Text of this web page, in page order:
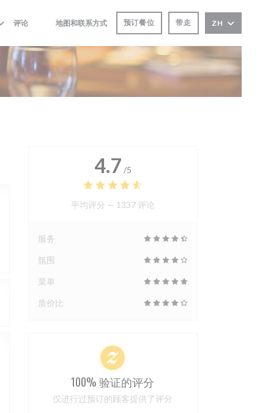
评论
((在新窗口中打开))
((在新窗口中打开))
地图和联系方式 预订餐位 带走 ZH
4.7 /5
平均评分 — 1337 评论
服务
氛围
菜单
质价比
100% 验证的评分
仅进行过预订的顾客提供了评分